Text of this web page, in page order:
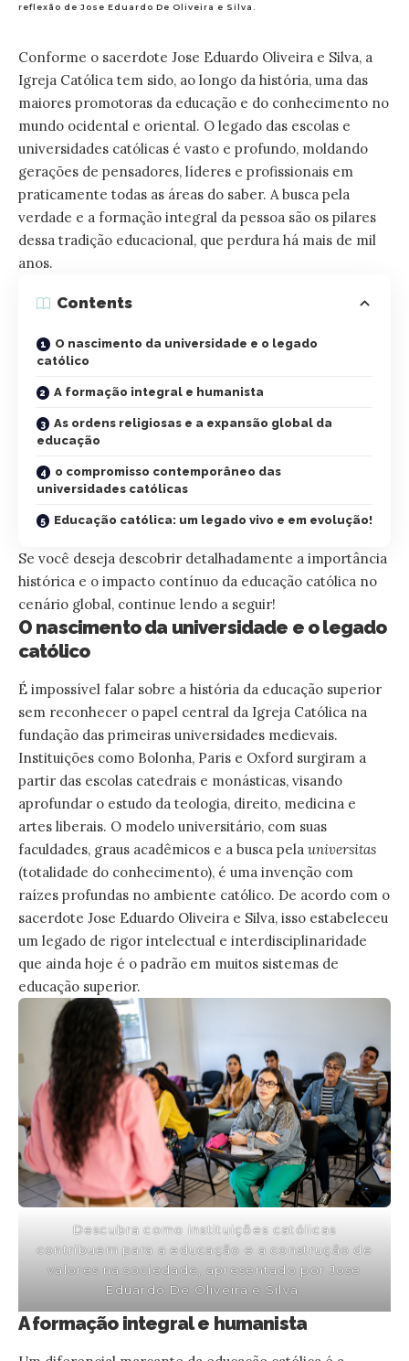
reflexão de Jose Eduardo De Oliveira e Silva.
Conforme o sacerdote Jose Eduardo Oliveira e Silva, a
Igreja Católica tem sido, ao longo da história, uma das
maiores promotoras da educação e do conhecimento no
mundo ocidental e oriental. O legado das escolas e
universidades católicas é vasto e profundo, moldando
gerações de pensadores, líderes e profissionais em
praticamente todas as áreas do saber. A busca pela
verdade e a formação integral da pessoa são os pilares
dessa tradição educacional, que perdura há mais de mil
anos.
Contents
O nascimento da universidade e o legado
católico
A formação integral e humanista
As ordens religiosas e a expansão global da
educação
o compromisso contemporâneo das
universidades católicas
Educação católica: um legado vivo e em evolução!
Se você deseja descobrir detalhadamente a importância
histórica e o impacto contínuo da educação católica no
cenário global, continue lendo a seguir!
O nascimento da universidade e o legado
católico
É impossível falar sobre a história da educação superior
sem reconhecer o papel central da Igreja Católica na
fundação das primeiras universidades medievais.
Instituições como Bolonha, Paris e Oxford surgiram a
partir das escolas catedrais e monásticas, visando
aprofundar o estudo da teologia, direito, medicina e
artes liberais. O modelo universitário, com suas
faculdades, graus acadêmicos e a busca pela universitas
(totalidade do conhecimento), é uma invenção com
raízes profundas no ambiente católico. De acordo com o
sacerdote Jose Eduardo Oliveira e Silva, isso estabeleceu
um legado de rigor intelectual e interdisciplinaridade
que ainda hoje é o padrão em muitos sistemas de
educação superior.
Descubra como instituições católicas
contribuem para a educação e a construção de
valores na sociedade, apresentado por Jose
Eduardo De Oliveira e Silva.
A formação integral e humanista